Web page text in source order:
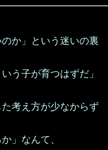
のか」という迷いの裏
う子が育つはずだ」
考え方が少なからず
」なんて、